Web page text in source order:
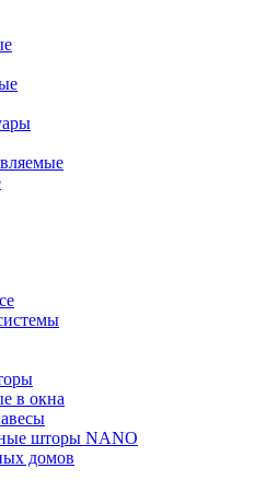
в окна
шторы NANO
домов